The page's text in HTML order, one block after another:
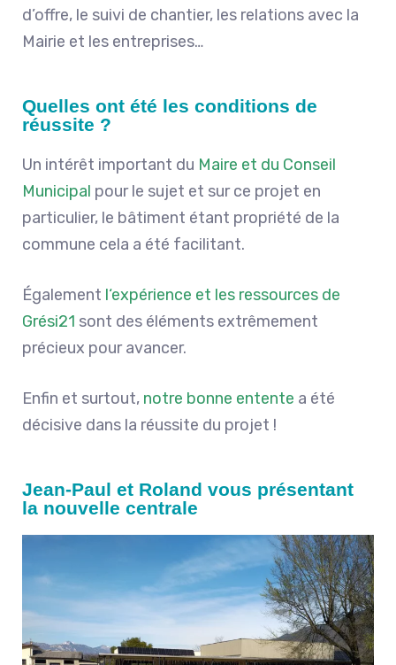
d’offre, le suivi de chantier, les relations avec la
Mairie et les entreprises…
Quelles ont été les conditions de
réussite ?
Un intérêt important du Maire et du Conseil
Municipal pour le sujet et sur ce projet en
particulier, le bâtiment étant propriété de la
commune cela a été facilitant.
Également l‘expérience et les ressources de
Grési21 sont des éléments extrêmement
précieux pour avancer.
Enfin et surtout, notre bonne entente a été
décisive dans la réussite du projet !
Jean-Paul et Roland vous présentant
la nouvelle centrale